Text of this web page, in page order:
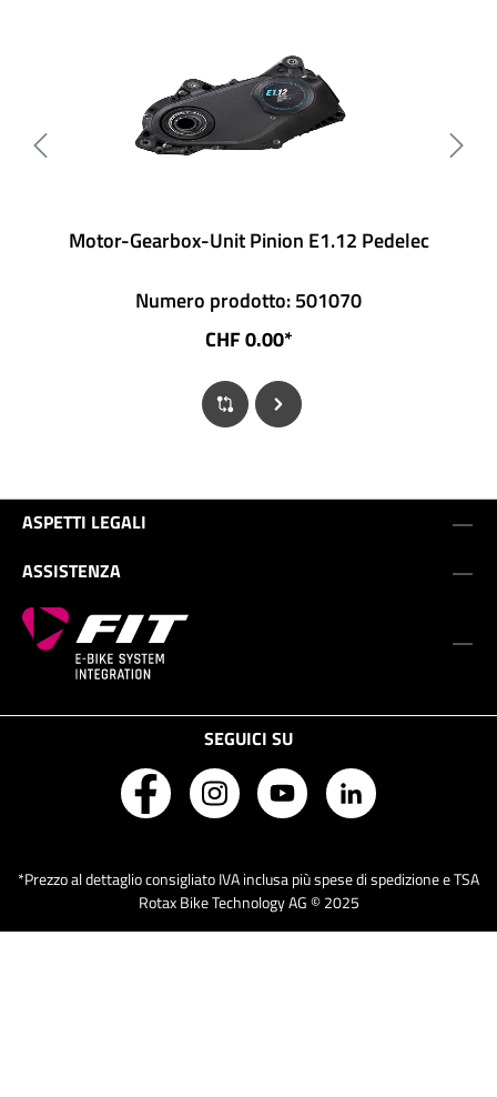
Motor-Gearbox-Unit Pinion E1.12 Pedelec
Numero prodotto: 501070
CHF 0.00*
ASPETTI LEGALI
ASSISTENZA
SEGUICI SU
*Prezzo al dettaglio consigliato IVA inclusa più spese di spedizione e TSA
Rotax Bike Technology AG © 2025